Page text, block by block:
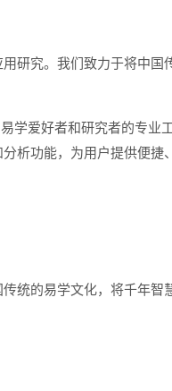
研究。我们致力于将中
学爱好者和研究者的专业
析功能，为用户提供便捷
统的易学文化，将千年